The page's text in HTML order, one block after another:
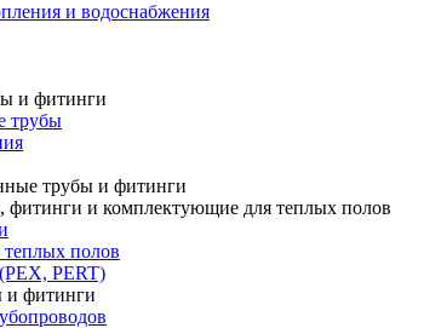
и водоснабжения
и фитинги
трубы
трубы и фитинги
и комплектующие для теплых полов
полов
PERT)
и фитинги